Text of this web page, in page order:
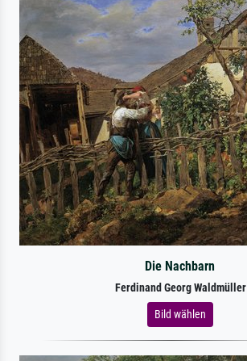
Die Nachbarn
Ferdinand Georg Waldmüller
Bild wählen